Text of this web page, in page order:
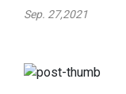
Sep. 27,2021